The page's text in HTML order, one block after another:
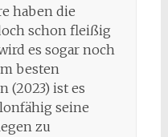
haben die
schon fleißig
es sogar noch
besten
(2023) ist es
seine
zu